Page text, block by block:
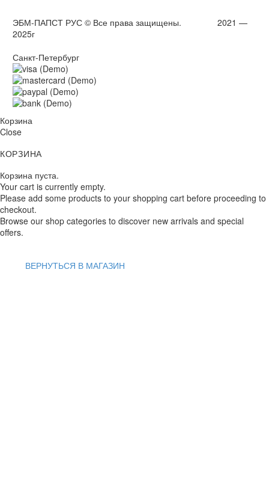
ЭБМ-ПАПСТ РУС © Все права защищены. 2021 —
2025г
Санкт-Петербург
Корзина
Close
КОРЗИНА
Корзина пуста.
Your cart is currently empty.
Please add some products to your shopping cart before proceeding to
checkout.
Browse our shop categories to discover new arrivals and special
offers.
ВЕРНУТЬСЯ В МАГАЗИН